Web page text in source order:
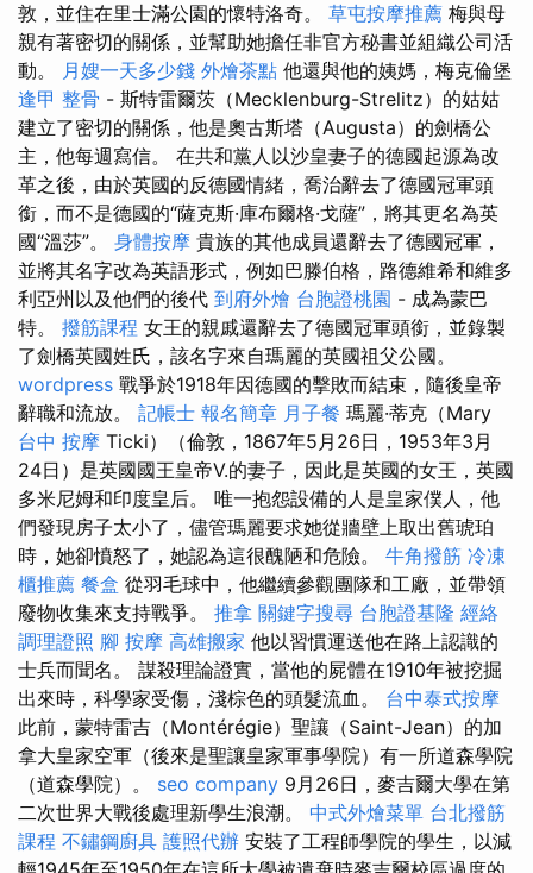
敦，並住在里士滿公園的懷特洛奇。 草屯按摩推薦 梅與母
親有著密切的關係，並幫助她擔任非官方秘書並組織公司活
動。 月嫂一天多少錢 外燴茶點 他還與他的姨媽，梅克倫堡
逢甲 整骨 - 斯特雷爾茨（Mecklenburg-Strelitz）的姑姑
建立了密切的關係，他是奧古斯塔（Augusta）的劍橋公
主，他每週寫信。 在共和黨人以沙皇妻子的德國起源為改
革之後，由於英國的反德國情緒，喬治辭去了德國冠軍頭
銜，而不是德國的“薩克斯·庫布爾格·戈薩”，將其更名為英
國“溫莎”。 身體按摩 貴族的其他成員還辭去了德國冠軍，
並將其名字改為英語形式，例如巴滕伯格，路德維希和維多
利亞州以及他們的後代 到府外燴 台胞證桃園 - 成為蒙巴
特。 撥筋課程 女王的親戚還辭去了德國冠軍頭銜，並錄製
了劍橋英國姓氏，該名字來自瑪麗的英國祖父公國。
wordpress 戰爭於1918年因德國的擊敗而結束，隨後皇帝
辭職和流放。 記帳士 報名簡章 月子餐 瑪麗·蒂克（Mary
台中 按摩 Ticki）（倫敦，1867年5月26日，1953年3月
24日）是英國國王皇帝V.的妻子，因此是英國的女王，英國
多米尼姆和印度皇后。 唯一抱怨設備的人是皇家僕人，他
們發現房子太小了，儘管瑪麗要求她從牆壁上取出舊琥珀
時，她卻憤怒了，她認為這很醜陋和危險。 牛角撥筋 冷凍
櫃推薦 餐盒 從羽毛球中，他繼續參觀團隊和工廠，並帶領
廢物收集來支持戰爭。 推拿 關鍵字搜尋 台胞證基隆 經絡
調理證照 腳 按摩 高雄搬家 他以習慣運送他在路上認識的
士兵而聞名。 謀殺理論證實，當他的屍體在1910年被挖掘
出來時，科學家受傷，淺棕色的頭髮流血。 台中泰式按摩
此前，蒙特雷吉（Montérégie）聖讓（Saint-Jean）的加
拿大皇家空軍（後來是聖讓皇家軍事學院）有一所道森學院
（道森學院）。 seo company 9月26日，麥吉爾大學在第
二次世界大戰後處理新學生浪潮。 中式外燴菜單 台北撥筋
課程 不鏽鋼廚具 護照代辦 安裝了工程師學院的學生，以減